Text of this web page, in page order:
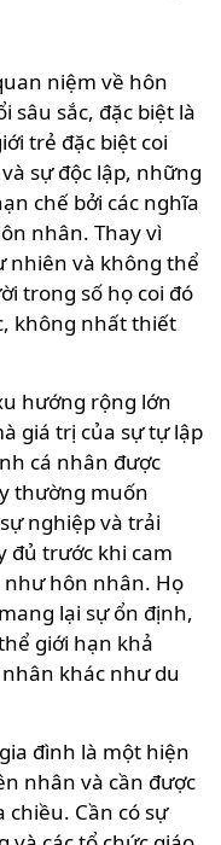
niệm về hôn
sâu sắc, đặc biệt là
trẻ đặc biệt coi
sự độc lập, những
chế bởi các nghĩa
nhân. Thay vì
nhiên và không thể
trong số họ coi đó
không nhất thiết
hướng rộng lớn
giá trị của sự tự lập
cá nhân được
thường muốn
nghiệp và trải
đủ trước khi cam
như hôn nhân. Họ
lại sự ổn định,
giới hạn khả
khác như du
đình là một hiện
nhân và cần được
chiều. Cần có sự